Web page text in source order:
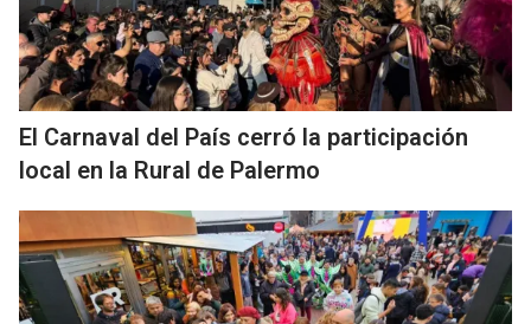
El Carnaval del País cerró la participación
local en la Rural de Palermo